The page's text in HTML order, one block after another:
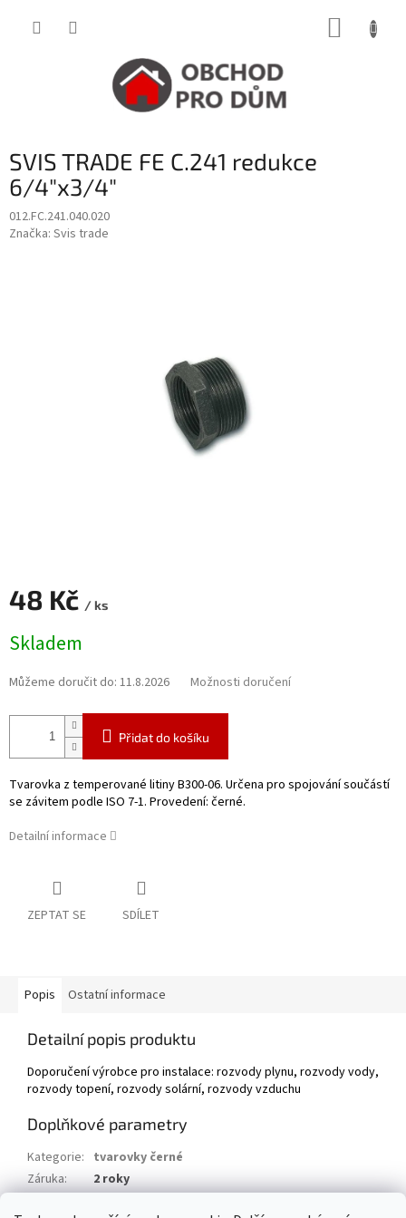
SVIS TRADE FE C.241 redukce
6/4"x3/4"
012.FC.241.040.020
Značka: Svis trade
48 Kč / ks
cena:
Skladem
Můžeme doručit do: 11.8.2026 Možnosti doručení
Přidat do košíku
Tvarovka z temperované litiny B300-06. Určena pro spojování součástí
se závitem podle ISO 7-1. Provedení: černé.
Detailní informace
ZEPTAT SE SDÍLET
Popis Ostatní informace
Detailní popis produktu
Doporučení výrobce pro instalace: rozvody plynu, rozvody vody,
rozvody topení, rozvody solární, rozvody vzduchu
Doplňkové parametry
Kategorie: tvarovky černé
Záruka:
2 roky